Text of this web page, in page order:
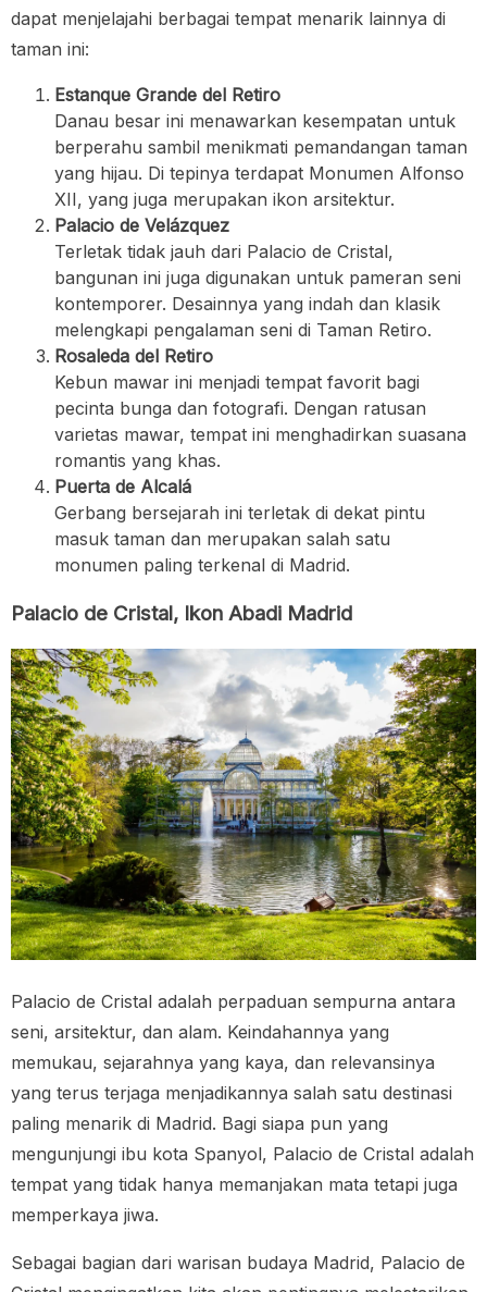
dapat menjelajahi berbagai tempat menarik lainnya di
taman ini:
Estanque Grande del Retiro
Danau besar ini menawarkan kesempatan untuk
berperahu sambil menikmati pemandangan taman
yang hijau. Di tepinya terdapat Monumen Alfonso
XII, yang juga merupakan ikon arsitektur.
Palacio de Velázquez
Terletak tidak jauh dari Palacio de Cristal,
bangunan ini juga digunakan untuk pameran seni
kontemporer. Desainnya yang indah dan klasik
melengkapi pengalaman seni di Taman Retiro.
Rosaleda del Retiro
Kebun mawar ini menjadi tempat favorit bagi
pecinta bunga dan fotografi. Dengan ratusan
varietas mawar, tempat ini menghadirkan suasana
romantis yang khas.
Puerta de Alcalá
Gerbang bersejarah ini terletak di dekat pintu
masuk taman dan merupakan salah satu
monumen paling terkenal di Madrid.
Palacio de Cristal, Ikon Abadi Madrid
Palacio de Cristal adalah perpaduan sempurna antara
seni, arsitektur, dan alam. Keindahannya yang
memukau, sejarahnya yang kaya, dan relevansinya
yang terus terjaga menjadikannya salah satu destinasi
paling menarik di Madrid. Bagi siapa pun yang
mengunjungi ibu kota Spanyol, Palacio de Cristal adalah
tempat yang tidak hanya memanjakan mata tetapi juga
memperkaya jiwa.
Sebagai bagian dari warisan budaya Madrid, Palacio de